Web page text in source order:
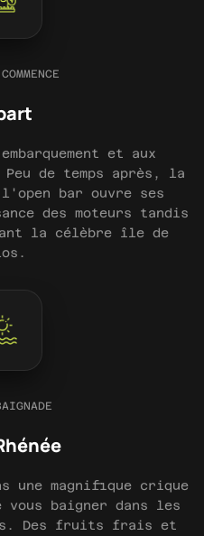
et aux
de temps après, la
bar ouvre ses
des moteurs tandis
la célèbre île de
une magnifique crique
vous baigner dans les
Des fruits frais et